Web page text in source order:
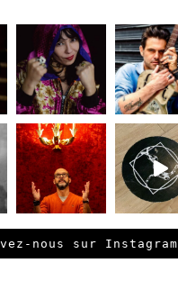
nous sur Instagram